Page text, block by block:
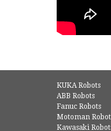
KUKA Robots
ABB Robots
Fanuc Robots
Motoman
Kawasaki